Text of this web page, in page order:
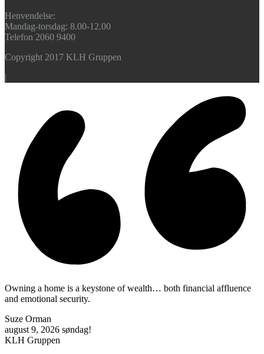
Henvendelse:
Mandag-torsdag: 8.00-12.00
Telefon 2060 9400
Copyright 2017 KLH Gruppen
|
Owning a home is a keystone of wealth… both financial affluence
and emotional security.
Suze Orman
august 9, 2026 søndag!
KLH Gruppen